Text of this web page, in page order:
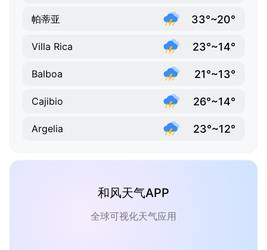
帕蒂亚 33°~20°
Villa Rica 23°~14°
Balboa 21°~13°
Cajibio 26°~14°
Argelia 23°~12°
和风天气APP
全球可视化天气应用